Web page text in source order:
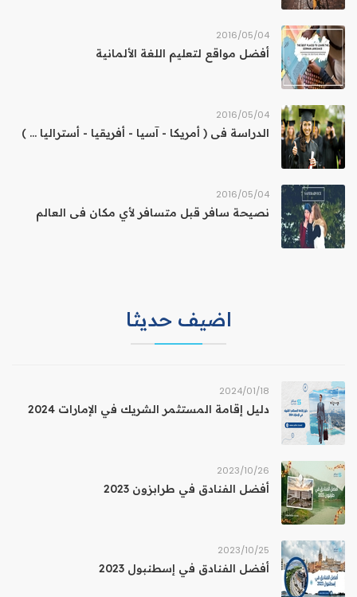
04‏/05‏/2016
أفضل مواقع لتعليم اللغة الألمانية
04‏/05‏/2016
الدراسة فى ( أمريكا - آسيا - أفريقيا - أستراليا ... )
04‏/05‏/2016
نصيحة سافر قبل متسافر لأي مكان فى العالم
اضيف حديثا
18‏/01‏/2024
دليل إقامة المستثمر الشريك في الإمارات 2024
26‏/10‏/2023
أفضل الفنادق في طرابزون 2023
25‏/10‏/2023
أفضل الفنادق في إسطنبول 2023